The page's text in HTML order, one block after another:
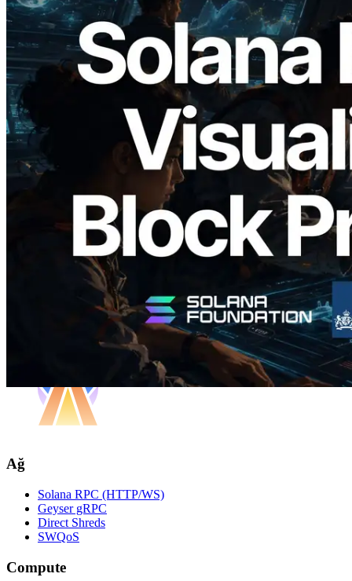
2026.05.24
Validators Solutions, Solana Block
Analyzer'ı Yayınladı — Slot Başına Blok
Üretim Süresi ve Görevli Doğrulayıcı
Görselleştirmesi
Bu makaleyi oku
Daha fazla yükle
Ağ
Solana RPC (HTTP/WS)
Geyser gRPC
Direct Shreds
SWQoS
Compute